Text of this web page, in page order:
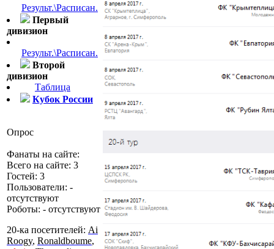
Результ.\Расписан.
Первый
дивизион
Результ.\Расписан.
Второй
дивизион
Таблица
Кубок России
Опрос
Фанаты на сайте:
Всего на сайте: 3
Гостей: 3
Пользователи: -
отсутствуют
Роботы: - отсутствуют
20-ка посетителей: Ai
Roogy, Ronaldboume,